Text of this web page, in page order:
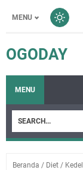
MENU
OGODAY
MENU
Beranda / Diet /